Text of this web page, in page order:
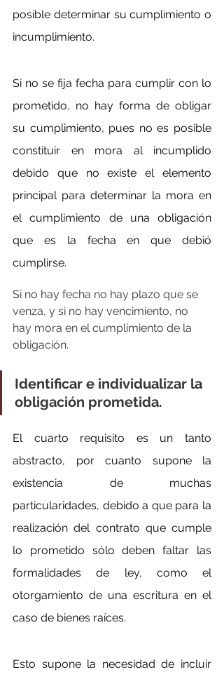
posible determinar su cumplimiento o
incumplimiento.
Si no se fija fecha para cumplir con lo
prometido, no hay forma de obligar
su cumplimiento, pues no es posible
constituir en mora al incumplido
debido que no existe el elemento
principal para determinar la mora en
el cumplimiento de una obligación
que es la fecha en que debió
cumplirse.
Si no hay fecha no hay plazo que se
venza, y si no hay vencimiento, no
hay mora en el cumplimiento de la
obligación.
Identificar e individualizar la
obligación prometida.
El cuarto requisito es un tanto
abstracto, por cuanto supone la
existencia de muchas
particularidades, debido a que para la
realización del contrato que cumple
lo prometido sólo deben faltar las
formalidades de ley, como el
otorgamiento de una escritura en el
caso de bienes raíces.
Esto supone la necesidad de incluir